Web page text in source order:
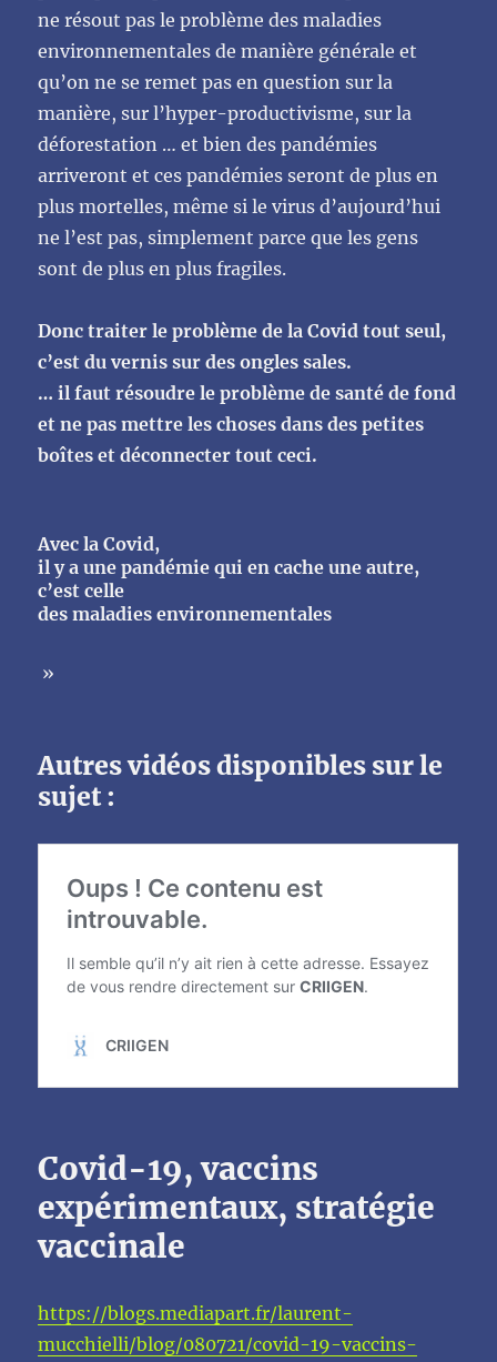
ne résout pas le problème des maladies
environnementales de manière générale et
qu’on ne se remet pas en question sur la
manière, sur l’hyper-productivisme, sur la
déforestation … et bien des pandémies
arriveront et ces pandémies seront de plus en
plus mortelles, même si le virus d’aujourd’hui
ne l’est pas, simplement parce que les gens
sont de plus en plus fragiles.
Donc traiter le problème de la Covid tout seul,
c’est du vernis sur des ongles sales.
… il faut résoudre le problème de santé de fond
et ne pas mettre les choses dans des petites
boîtes et déconnecter tout ceci.
Avec la Covid,
il y a une pandémie qui en cache une autre,
c’est celle
des maladies environnementales
»
Autres vidéos disponibles sur le
sujet :
Covid-19, vaccins
expérimentaux, stratégie
vaccinale
https://blogs.mediapart.fr/laurent-
mucchielli/blog/080721/covid-19-vaccins-